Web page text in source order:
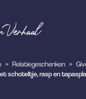
» Relatiegeschenken »
schoteltje, rasp en